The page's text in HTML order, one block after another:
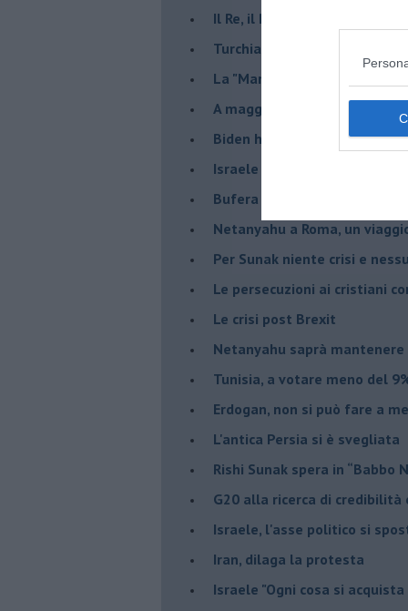
Il Re, il Primo Ministro, il
Turchia al voto, Erdogan in
La "Marcia dei vivi" per non
A maggio le urne
Biden ha fatto infuriare la
Israele rischia una guerra civile
Bufera sull'immigrazione
Netanyahu a Roma, un
Per Sunak niente crisi e
Le persecuzioni ai cristiani
Le crisi post Brexit
Netanyahu saprà mantenere
Tunisia, a votare meno del
Erdogan, non si può fare a
L'antica Persia si è svegliata
Rishi Sunak spera in “Babbo
G20 alla ricerca di
Israele, l'asse politico si
Iran, dilaga la protesta
Israele "Ogni cosa si